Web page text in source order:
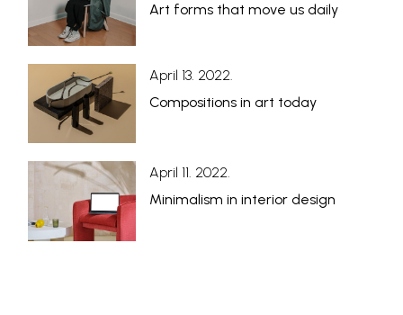
Art forms that move us daily
April 13. 2022.
Compositions in art today
April 11. 2022.
Minimalism in interior design